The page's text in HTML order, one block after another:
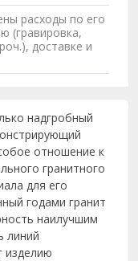
расходы по его
(гравировка,
доставке и
надгробный
отношение к
гранитного
для его
годами гранит
наилучшим
линий
изделию